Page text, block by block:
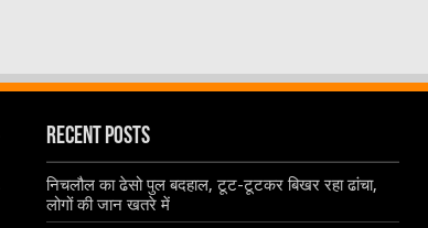
Recent Posts
निचलौल का ढेसो पुल बदहाल, टूट-टूटकर बिखर रहा ढांचा,
लोगों की जान खतरे में